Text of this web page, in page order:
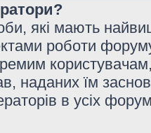
які мають
роботи
наданих їм
в усіх